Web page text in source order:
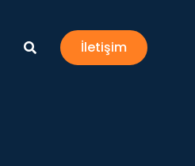
İletişim